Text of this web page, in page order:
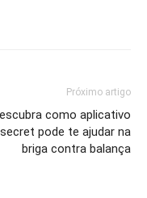
Próximo artigo
como aplicativo
pode te ajudar na
briga contra balança